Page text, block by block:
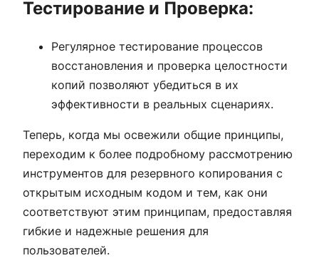
Тестирование и Проверка:
Регулярное тестирование процессов
восстановления и проверка целостности
копий позволяют убедиться в их
эффективности в реальных сценариях.
Теперь, когда мы освежили общие принципы,
переходим к более подробному рассмотрению
инструментов для резервного копирования с
открытым исходным кодом и тем, как они
соответствуют этим принципам, предоставляя
гибкие и надежные решения для
пользователей.